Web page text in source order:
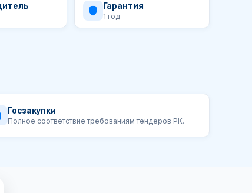
Гарантия
1 год
Госзакупки
Полное соответствие требованиям тендеров РК.